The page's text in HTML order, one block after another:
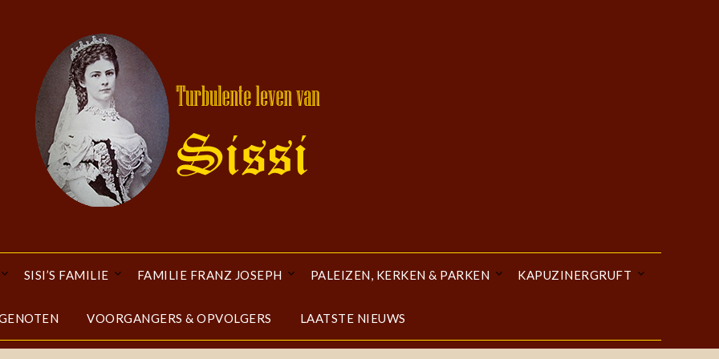
SISI’S FAMILIE FAMILIE FRANZ JOSEPH PALEIZEN, KERKEN & PARKEN KAPUZINERGRUFT
VOORGANGERS & OPVOLGERS LAATSTE NIEUWS